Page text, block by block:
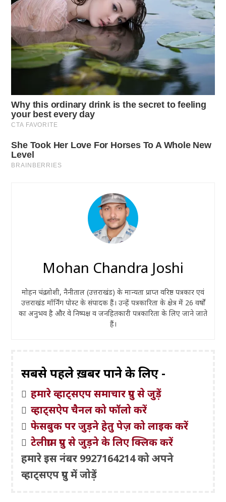
Mohan Chandra Joshi
मोहन चंद्र जोशी, नैनीताल (उत्तराखंड) के मान्यता प्राप्त वरिष्ठ पत्रकार एवं
उत्तराखंड मॉर्निंग पोस्ट के संपादक हैं। उन्हें पत्रकारिता के क्षेत्र में 26 वर्षों
का अनुभव है और वे निष्पक्ष व जनहितकारी पत्रकारिता के लिए जाने जाते
हैं।
सबसे पहले ख़बरें पाने के लिए -
हमारे व्हाट्सएप समाचार ग्रुप से जुड़ें
व्हाट्सऐप चैनल को फॉलो करें
फेसबुक पर जुड़ने हेतु पेज़ को लाइक करें
टेलीग्राम ग्रुप से जुड़ने के लिए क्लिक करें
हमारे इस नंबर 9927164214 को अपने
व्हाट्सएप ग्रुप में जोड़ें